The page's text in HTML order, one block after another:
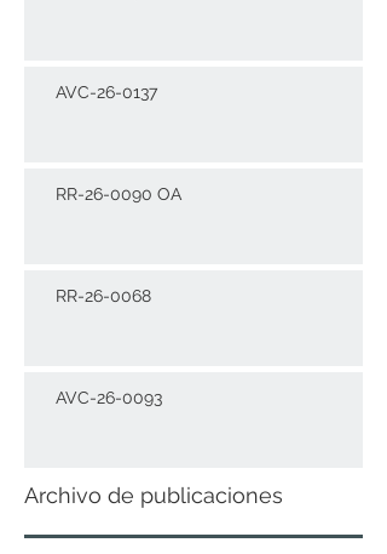
AVC-26-0137
RR-26-0090 OA
RR-26-0068
AVC-26-0093
Archivo de publicaciones